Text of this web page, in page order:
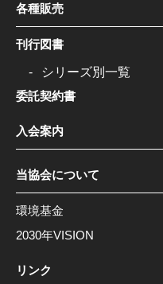
各種販売
刊行図書
シリーズ別一覧
委託契約書
入会案内
当協会について
環境基金
2030年VISION
リンク